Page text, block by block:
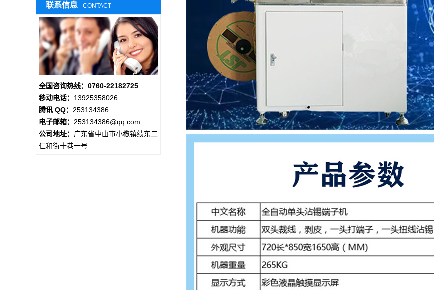
联系信息 CONTACT
全国咨询热线：0760-22182725
移动电话： 13925358026
腾讯 QQ： 253134386
电子邮箱： 253134386@qq.com
公司地址： 广东省中山市小榄镇绩东二
仁和街十巷一号